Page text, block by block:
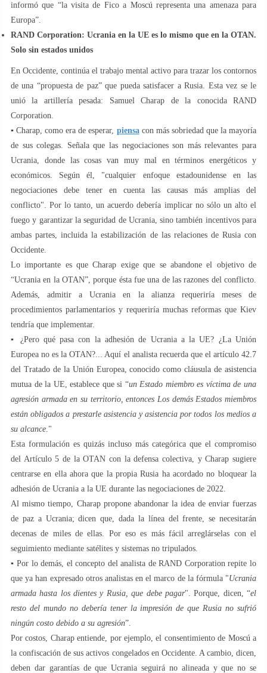
informó que “la visita de Fico a Moscú representa una amenaza para
Europa”.
RAND Corporation: Ucrania en la UE es lo mismo que en la OTAN.
Solo sin estados unidos
En Occidente, continúa el trabajo mental activo para trazar los contornos
de una “propuesta de paz” que pueda satisfacer a Rusia. Esta vez se le
unió la artillería pesada: Samuel Charap de la conocida RAND
Corporation.
▪️ Charap, como era de esperar, piensacon más sobriedad que la mayoría
de sus colegas. Señala que las negociaciones son más relevantes para
Ucrania, donde las cosas van muy mal en términos energéticos y
económicos. Según él, "cualquier enfoque estadounidense en las
negociaciones debe tener en cuenta las causas más amplias del
conflicto". Por lo tanto, un acuerdo debería implicar no sólo un alto el
fuego y garantizar la seguridad de Ucrania, sino también incentivos para
ambas partes, incluida la estabilización de las relaciones de Rusia con
Occidente.
Lo importante es que Charap exige que se abandone el objetivo de
“Ucrania en la OTAN”, porque ésta fue una de las razones del conflicto.
Además, admitir a Ucrania en la alianza requeriría meses de
procedimientos parlamentarios y requeriría muchas reformas que Kiev
tendría que implementar.
▪️ ¿Pero qué pasa con la adhesión de Ucrania a la UE? ¿La Unión
Europea no es la OTAN?... Aquí el analista recuerda que el artículo 42.7
del Tratado de la Unión Europea, conocido como cláusula de asistencia
mutua de la UE, establece que si “un Estado miembro es víctima de una
agresión armada en su territorio, entonces Los demás Estados miembros
están obligados a prestarle asistencia y asistencia por todos los medios a
su alcance ."
Esta formulación es quizás incluso más categórica que el compromiso
del Artículo 5 de la OTAN con la defensa colectiva, y Charap sugiere
centrarse en ella ahora que la propia Rusia ha acordado no bloquear la
adhesión de Ucrania a la UE durante las negociaciones de 2022.
Al mismo tiempo, Charap propone abandonar la idea de enviar fuerzas
de paz a Ucrania; dicen que, dada la línea del frente, se necesitarán
decenas de miles de ellas. Por eso es más fácil arreglárselas con el
seguimiento mediante satélites y sistemas no tripulados.
▪️ Por lo demás, el concepto del analista de RAND Corporation repite lo
que ya han expresado otros analistas en el marco de la fórmula "Ucrania
armada hasta los dientes y Rusia, que debe pagar". Porque, dicen, “el
resto del mundo no debería tener la impresión de que Rusia no sufrió
ningún costo debido a su agresión”.
Por costos, Charap entiende, por ejemplo, el consentimiento de Moscú a
la confiscación de sus activos congelados en Occidente. A cambio, dicen,
deben dar garantías de que Ucrania seguirá no alineada y que no se